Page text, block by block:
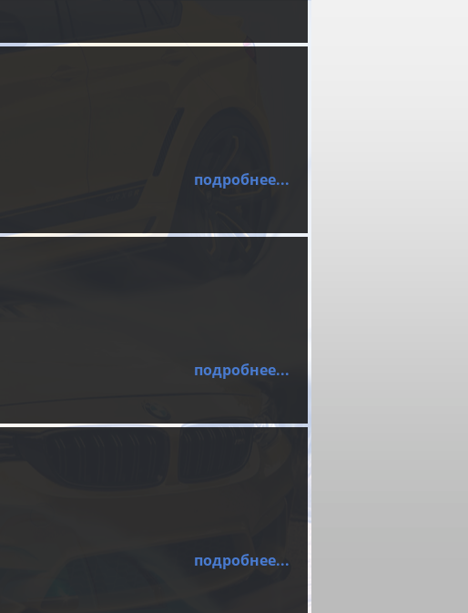
подробнее...
подробнее...
подробнее...